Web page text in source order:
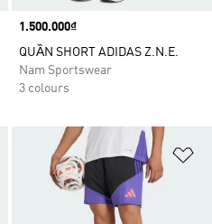
Price
1.500.000₫
QUẦN SHORT ADIDAS Z.N.E.
Nam Sportswear
3 colours
Add to Wishlist